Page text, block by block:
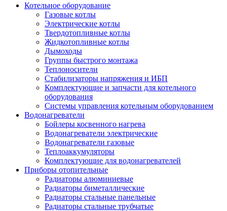
Котельное оборудование
Газовые котлы
Электрические котлы
Твердотопливные котлы
Жидкотопливные котлы
Дымоходы
Группы быстрого монтажа
Теплоносители
Стабилизаторы напряжения и ИБП
Комплектующие и запчасти для котельного
оборудования
Системы управления котельным оборудованием
Водонагреватели
Бойлеры косвенного нагрева
Водонагреватели электрические
Водонагреватели газовые
Теплоаккумуляторы
Комплектующие для водонагревателей
Приборы отопительные
Радиаторы алюминиевые
Радиаторы биметаллические
Радиаторы стальные панельные
Радиаторы стальные трубчатые